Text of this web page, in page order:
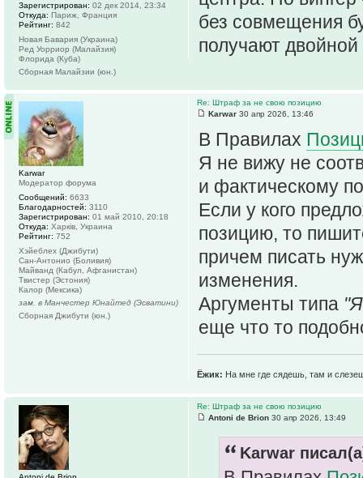
без совмещения
получают
Зарегистрирован: 02 дек 2014, 23:34
Откуда: Париж, Франция
Рейтинг: 842
Новая Бавария (Украина)
Ред Уорриор (Малайзия)
Флорида (Куба)
Сборная Малайзии (юн.)
Re: Штраф за не свою позицию
Karwar 30 апр 2026, 13:46
В Правилах
Я не вижу не
и фактическому
Если у кого
позицию, то
причем писать
изменения.
Аргументы типа
еще что то
Ёжик: На мне где сядешь, там и
Karwar
Модератор форума
Сообщений: 6633
Благодарностей: 3110
Зарегистрирован: 01 май 2010, 20:18
Откуда: Харків, Украина
Рейтинг: 752
Хэйеблех (Джибути)
Сан-Антонио (Боливия)
Майванд (Кабул, Афганистан)
Твистер (Эстония)
Калор (Мексика)
зам. в Манчестер Юнайтед (Эсватини)
Сборная Джибути (юн.)
Re: Штраф за не свою позицию
Antoni de Brion 30 апр 2026, 13:49
Karwar